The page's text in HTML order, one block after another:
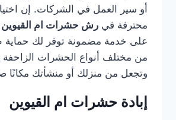
أو سير العمل في الشركات. إن
محترفة في رش حشرات ام القيوين
على خدمة مضمونة توفر لك حماية
من مختلف أنواع الحشرات الزاحفة
وتجعل من منزلك أو منشأتك مكانًا
إبادة حشرات ام القيوين